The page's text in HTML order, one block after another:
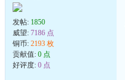
发帖: 1850
威望: 7186 点
铜币: 2193 枚
贡献值: 0 点
好评度: 0 点